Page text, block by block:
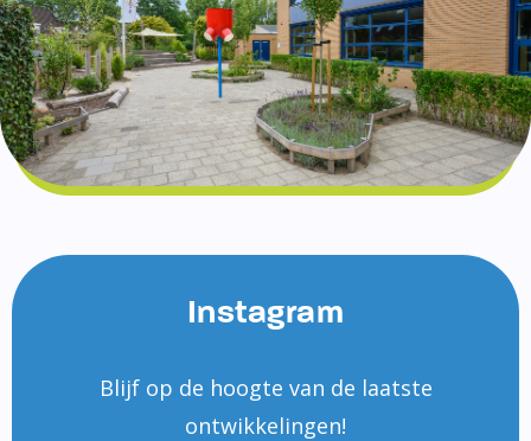
Instagram
Blijf op de hoogte van de laatste
ontwikkelingen!